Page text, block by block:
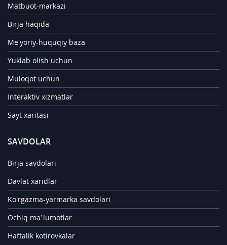
Matbuot-markazi
Birja haqida
Me'yoriy-huquqiy baza
Yuklab olish uchun
Muloqot uchun
Interaktiv xizmatlar
Sayt xaritasi
SAVDOLAR
Birja savdolari
Davlat xaridlar
Ko'rgazma-yarmarka savdolari
Ochiq ma’lumotlar
Haftalik kotirovkalar